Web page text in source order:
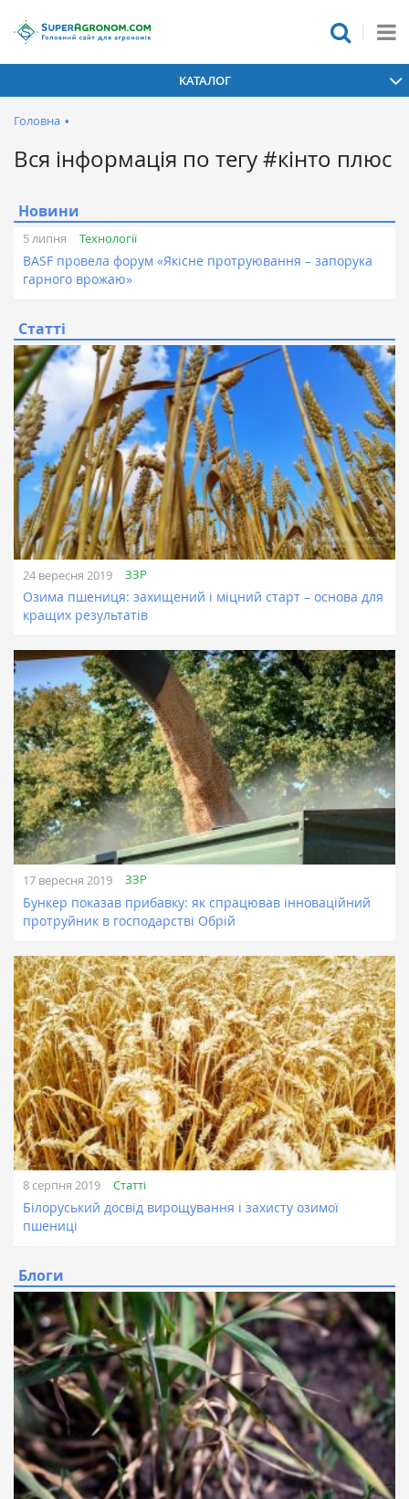
КАТАЛОГ
Головна •
Вся інформація по тегу #кінто плюс
Новини
5 липня Технології
BASF провела форум «Якісне протруювання – запорука
гарного врожаю»
Статті
24 вересня 2019 ЗЗР
Озима пшениця: захищений і міцний старт – основа для
кращих результатів
17 вересня 2019 ЗЗР
Бункер показав прибавку: як спрацював інноваційний
протруйник в господарстві Обрій
8 серпня 2019 Статті
Білоруський досвід вирощування і захисту озимої
пшениці
Блоги